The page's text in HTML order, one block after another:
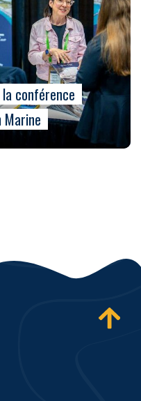
la conférence
Marine